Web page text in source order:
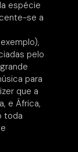
espécie
se a
pelo
para
que a
e África,
toda